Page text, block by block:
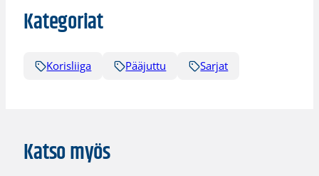
Kategoriat
Korisliiga Pääjuttu Sarjat
Katso myös